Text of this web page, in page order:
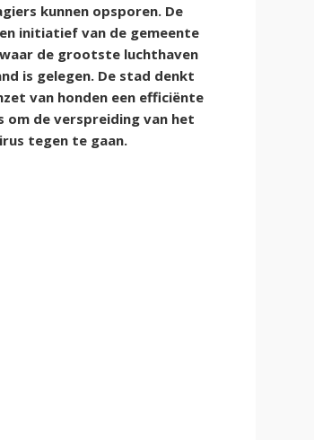
kunnen opsporen. De
initiatief van de gemeente
de grootste luchthaven
is gelegen. De stad denkt
van honden een efficiënte
om de verspreiding van het
tegen te gaan.